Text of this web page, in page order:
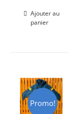
Ajouter au
panier
Promo!